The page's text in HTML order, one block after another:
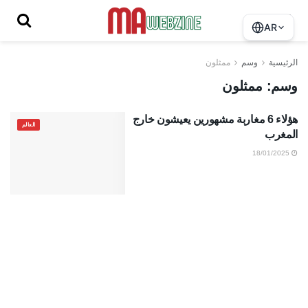
الرئيسية وسم ممثلون
وسم: ممثلون
العالم
هؤلاء 6 مغاربة مشهورين يعيشون خارج
المغرب
AR